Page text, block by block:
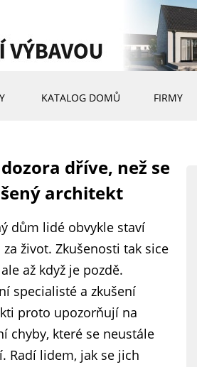
KATALOG DOMŮ FIRMY
dříve, než se
architekt
dům lidé obvykle staví
život. Zkušenosti tak sice
až když je pozdě.
specialisté a zkušení
proto upozorňují na
chyby, které se neustále
Radí lidem, jak se jich